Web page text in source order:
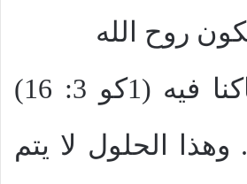
روح الله
القدوس ساكنا فيه (1كو 3: 16)
6: 19). وهذا الحلول لا يتم